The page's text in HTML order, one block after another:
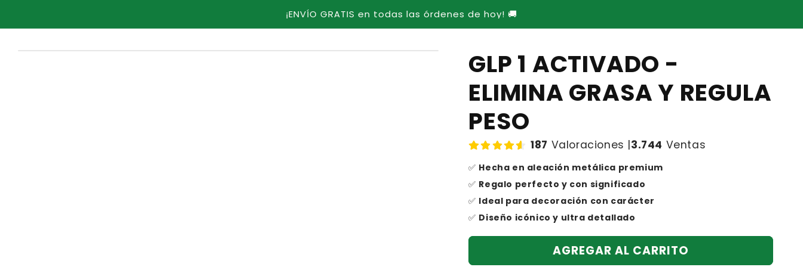
contenido
¡ENVÍO GRATIS en todas las órdenes de hoy! 🚚
directamente
GLP 1 ACTIVADO -
ELIMINA GRASA Y REGULA
PESO
187 Valoraciones |3.744 Ventas
✅ Hecha en aleación metálica premium
✅ Regalo perfecto y con significado
✅ Ideal para decoración con carácter
✅ Diseño icónico y ultra detallado
AGREGAR AL CARRITO